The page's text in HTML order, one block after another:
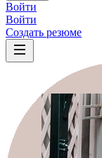
Войти
Войти
Создать резюме